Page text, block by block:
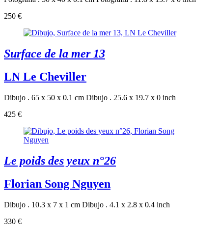
250 €
Surface de la mer 13
LN Le Cheviller
Dibujo . 65 x 50 x 0.1 cm Dibujo . 25.6 x 19.7 x 0 inch
425 €
Le poids des yeux n°26
Florian Song Nguyen
Dibujo . 10.3 x 7 x 1 cm Dibujo . 4.1 x 2.8 x 0.4 inch
330 €